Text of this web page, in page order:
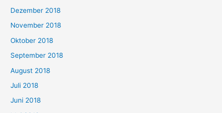
Dezember 2018
November 2018
Oktober 2018
September 2018
August 2018
Juli 2018
Juni 2018